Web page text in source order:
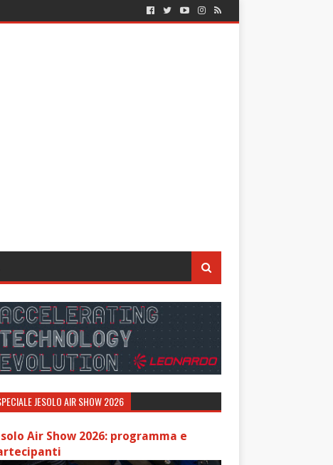
JESOLO AIR SHOW 2026
Air Show 2026: programma e